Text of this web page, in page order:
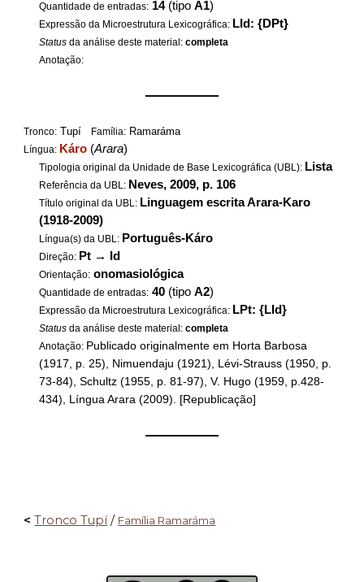
Quantidade de entradas: 14(tipoA1)
Expressão da Microestrutura Lexicográfica: LId: {DPt}
Status da análise deste material:completa
Anotação:
——————
Tronco: Tupí Família: Ramaráma
Língua: Káro (Arara)
Tipologia original da Unidade de Base Lexicográfica (UBL): Lista
Referência da UBL: Neves, 2009, p. 106
Título original da UBL: Linguagem escrita Arara-Karo
(1918-2009)
Língua(s) da UBL: Português-Káro
Direção: Pt → Id
Orientação: onomasiológica
Quantidade de entradas: 40 (tipoA2)
Expressão da Microestrutura Lexicográfica: LPt: {LId}
Status da análise deste material:completa
Anotação: Publicado originalmente em Horta Barbosa
(1917, p. 25), Nimuendaju (1921), Lévi-Strauss (1950, p.
73-84), Schultz (1955, p. 81-97), V. Hugo (1959, p.428-
434), Língua Arara (2009). [Republicação]
——————
< Tronco Tupí/ Família Ramaráma